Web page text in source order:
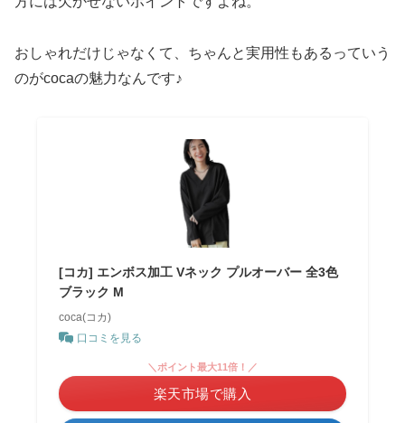
おしゃれだけじゃなくて、ちゃんと実用性もあるっていう
のがcocaの魅力なんです♪
[コカ] エンボス加工 Vネック プルオーバー 全3色
ブラック M
coca(コカ)
口コミを見る
＼ポイント最大11倍！／
楽天市場で購入